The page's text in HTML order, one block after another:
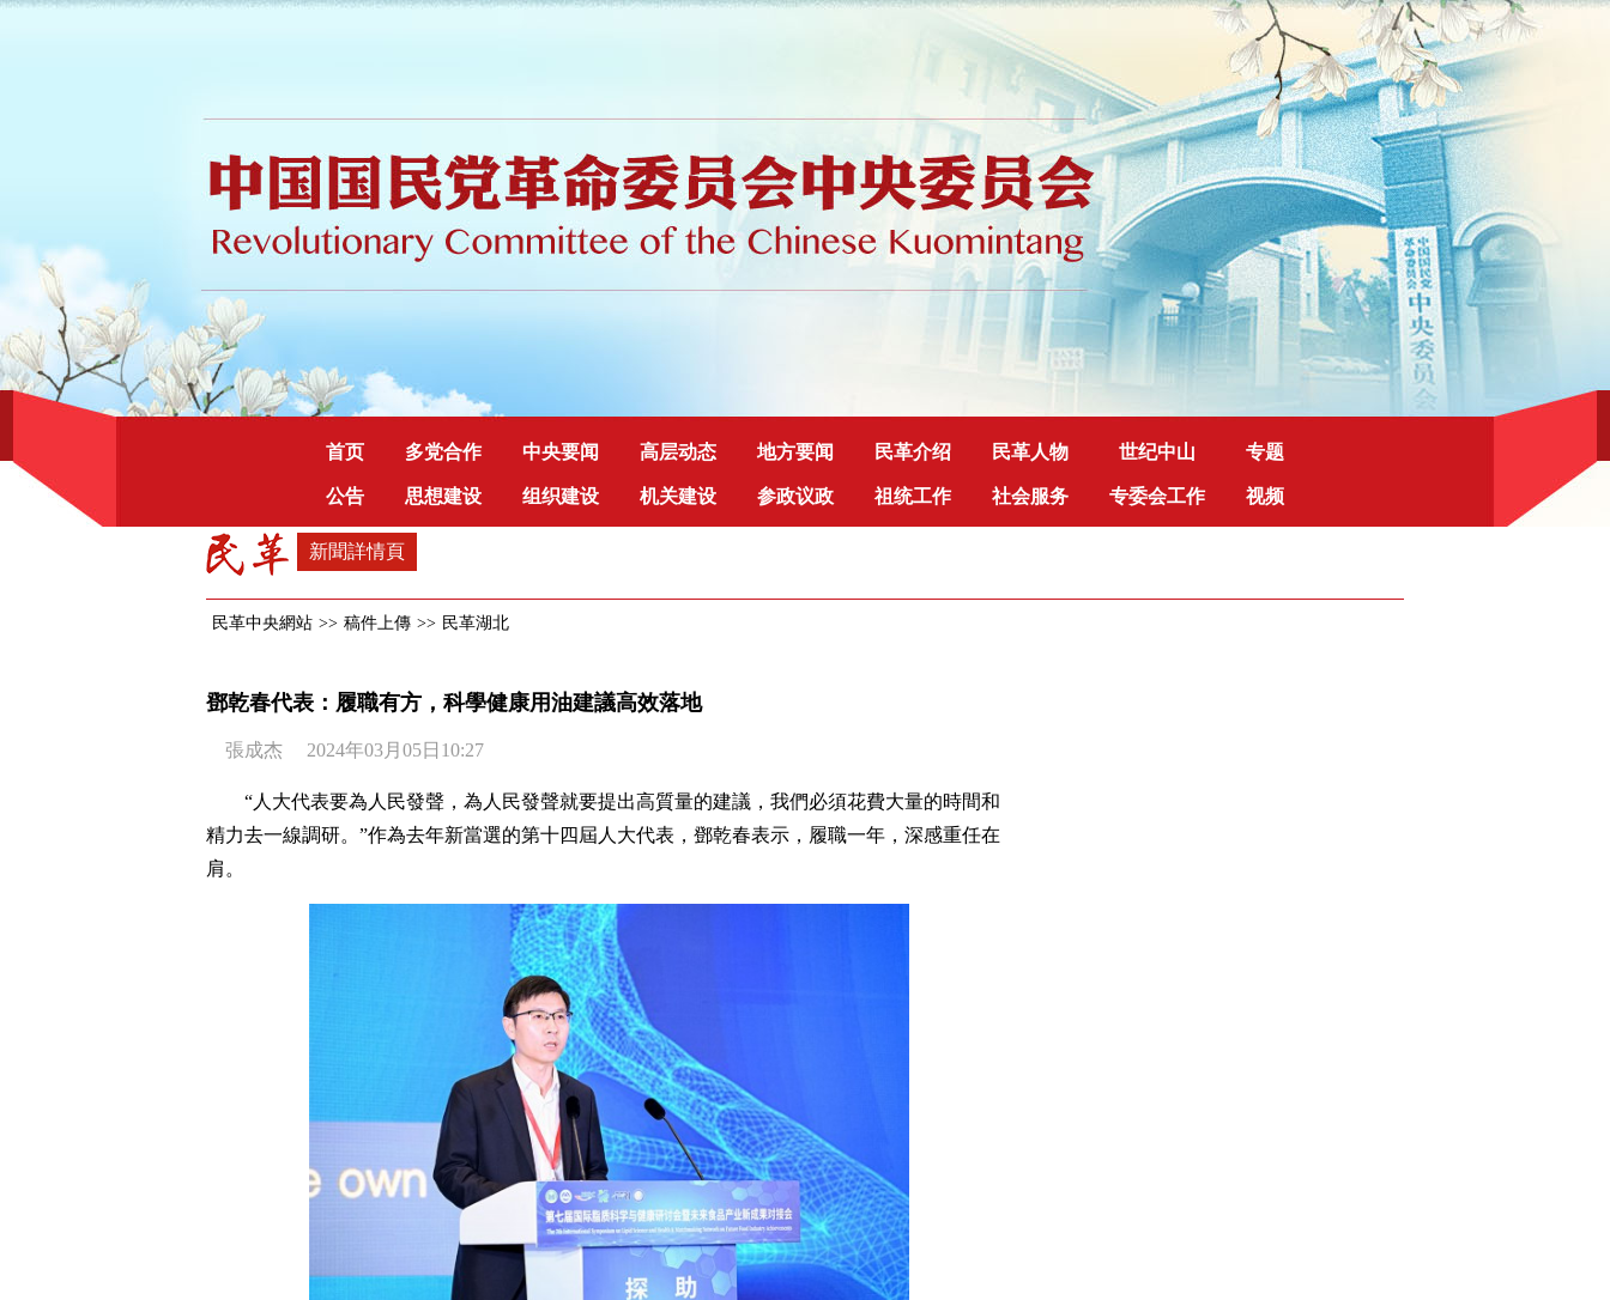
首页 多党合作 中央要闻 高层动态 地方要闻 民革介绍 民革人物 世纪中山 专题
公告 思想建设 组织建设 机关建设 参政议政 祖统工作 社会服务 专委会工作 视频
新聞詳情頁
民革中央網站 >> 稿件上傳 >> 民革湖北
鄧乾春代表：履職有方，科學健康用油建議高效落地
張成杰 2024年03月05日10:27
“人大代表要為人民發聲，為人民發聲就要提出高質量的建議，我們必須花費大量的時間和
精力去一線調研。”作為去年新當選的第十四屆人大代表，鄧乾春表示，履職一年，深感重任在
肩。